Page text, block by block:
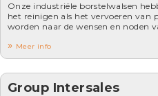
Onze industriële borstelwalsen
het reinigen als het vervoeren van
worden naar de wensen en noden
Meer info
Group Intersales